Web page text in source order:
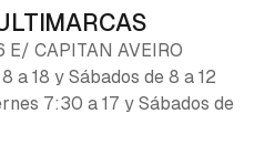
E/ CAPITAN AVEIRO
a 18 y Sábados de 8 a 12
7:30 a 17 y Sábados de